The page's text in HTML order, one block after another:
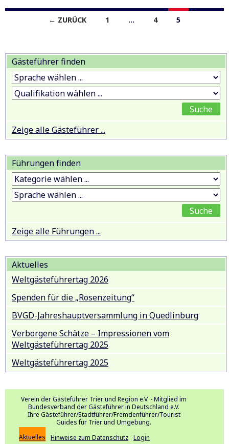
Beitragsnavigation
← ZURÜCK 1 … 4 5
Gästeführer finden
Zeige alle Gästeführer ...
Führungen finden
Zeige alle Führungen ...
Aktuelles
Weltgästeführertag 2026
Spenden für die „Rosenzeitung“
BVGD-Jahreshauptversammlung in Quedlinburg
Verborgene Schätze – Impressionen vom
Weltgästeführertag 2025
Weltgästeführertag 2025
Verein der Gästeführer Trier und Region e.V. - Mitglied im
Bundesverband der Gästeführer in Deutschland e.V.
Ihre Gästeführer/Stadtführer/Fremdenführer/Tourist
Guides für Trier und Umgebung.
Aktuelles
Hinweise zum Datenschutz Login